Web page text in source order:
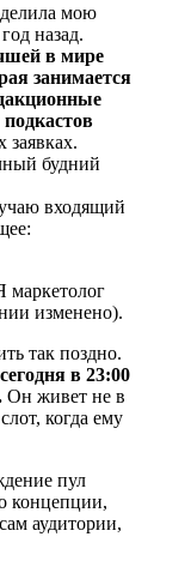
мою
назад.
в мире
занимается
заявках.
будний
входящий
маркетолог
изменено).
так поздно.
в 23:00
Он живет не в
когда ему
пул
концепции,
аудитории,